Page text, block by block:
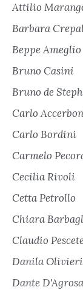
Attilio
Barbara
Beppe Ameglio
Bruno Casini
Bruno de
Carlo
Carlo Bordini
Carmelo
Cecilia Rivoli
Cetta Petrollo
Chiara
Claudio
Danila Olivieri
Dante D'Agrosa